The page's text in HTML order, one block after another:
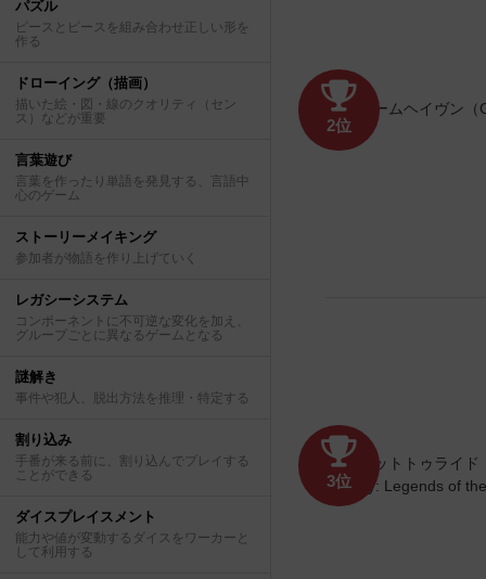
パズル
ピースとピースを組み合わせ正しい形を
作る
ドローイング（描画）
描いた絵・図・線のクオリティ（セン
ス）などが重要
言葉遊び
言葉を作ったり単語を発見する、言語中
心のゲーム
ストーリーメイキング
参加者が物語を作り上げていく
レガシーシステム
コンポーネントに不可逆な変化を加え、
グループごとに異なるゲームとなる
謎解き
事件や犯人、脱出方法を推理・特定する
割り込み
手番が来る前に、割り込んでプレイする
ことができる
ダイスプレイスメント
能力や値が変動するダイスをワーカーと
して利用する
2位
3位